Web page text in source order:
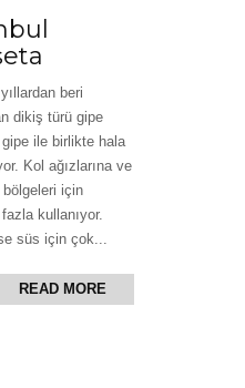
beri
dikiş türü gipe
ile birlikte hala
Kol ağızlarına ve
için
kullanıyor.
süs için çok...
READ MORE